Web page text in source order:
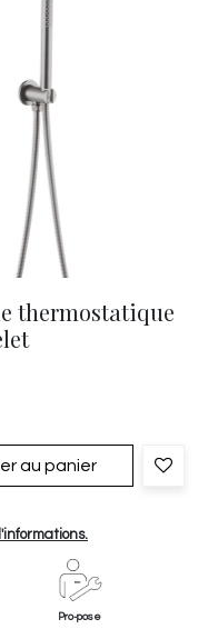
thermostatique
au panier
Pro-pose